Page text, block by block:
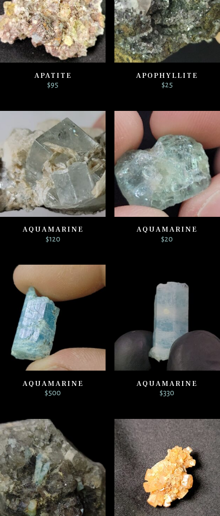
APATITE
$95
APOPHYLLITE
$25
AQUAMARINE
$120
AQUAMARINE
$20
AQUAMARINE
$500
AQUAMARINE
$330